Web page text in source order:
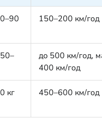
150–200 км/год
до 500 км/год,
400 км/год
кг 450–600 км/год